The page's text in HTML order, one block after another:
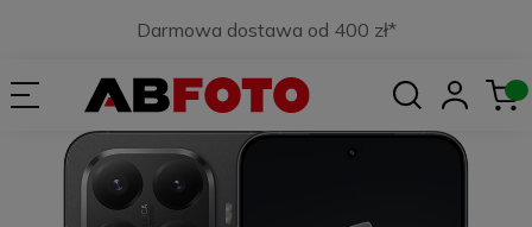
Darmowa dostawa od 400 zł*